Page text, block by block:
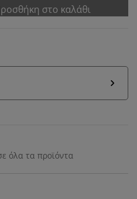
στο καλάθι
όλα τα προϊόντα